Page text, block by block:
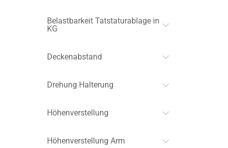
Belastbarkeit Tatstaturablage in
KG
Deckenabstand
Drehung Halterung
Höhenverstellung
Höhenverstellung Arm